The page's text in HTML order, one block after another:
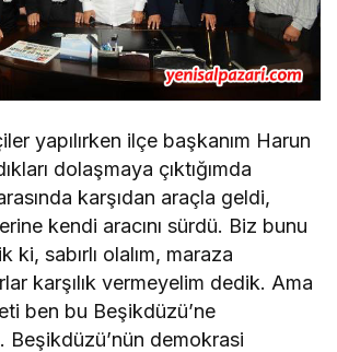
yapılırken ilçe başkanım Harun
dolaşmaya çıktığımda
karşıdan araçla geldi,
kendi aracını sürdü. Biz bunu
ki, sabırlı olalım, maraza
karşılık vermeyelim dedik. Ama
ben bu Beşikdüzü’ne
Beşikdüzü’nün demokrasi